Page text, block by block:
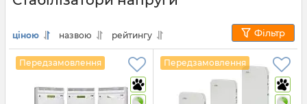
ціною назвою рейтингу Фільтр
Передзамовлення Передзамовлення